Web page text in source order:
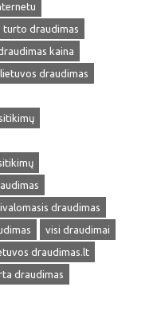
turto draudimas
kaina
draudimas
draudimas
visi draudimai
draudimas.lt
draudimas